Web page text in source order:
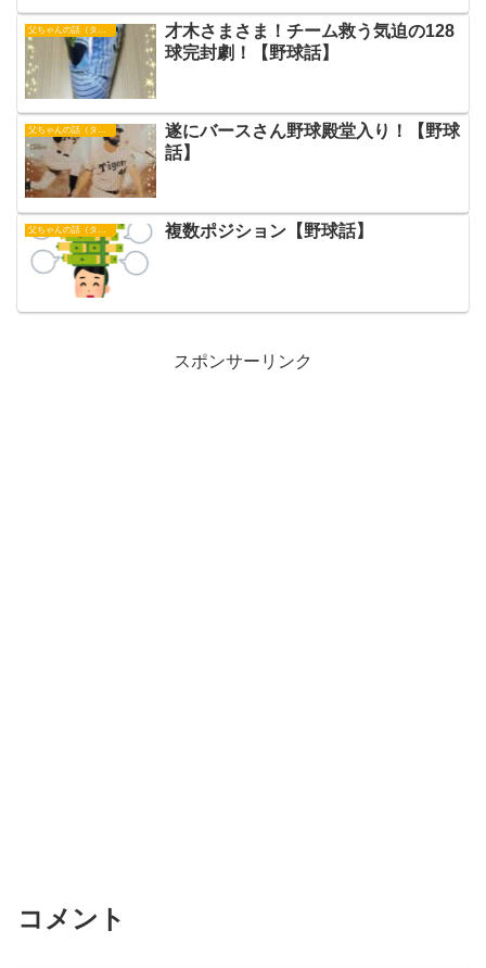
父ちゃんの話（タイガース）
才木さまさま！チーム救う気迫の128
球完封劇！【野球話】
父ちゃんの話（タイガース）
遂にバースさん野球殿堂入り！【野球
話】
複数ポジション【野球話】
スポンサーリンク
コメント